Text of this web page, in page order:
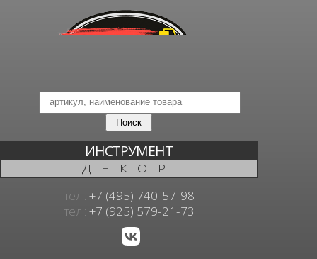
ИНСТРУМЕНТ
ДЕКОР
тел.: +7 (495) 740-57-98
тел.: +7 (925) 579-21-73